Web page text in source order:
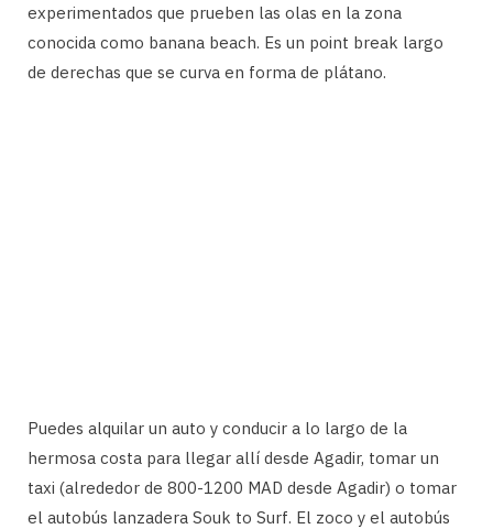
experimentados que prueben las olas en la zona
conocida como banana beach. Es un point break largo
de derechas que se curva en forma de plátano.
Puedes alquilar un auto y conducir a lo largo de la
hermosa costa para llegar allí desde Agadir, tomar un
taxi (alrededor de 800-1200 MAD desde Agadir) o tomar
el autobús lanzadera Souk to Surf. El zoco y el autobús